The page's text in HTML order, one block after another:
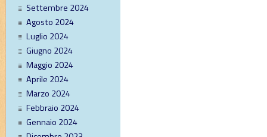
Settembre 2024
Agosto 2024
Luglio 2024
Giugno 2024
Maggio 2024
Aprile 2024
Marzo 2024
Febbraio 2024
Gennaio 2024